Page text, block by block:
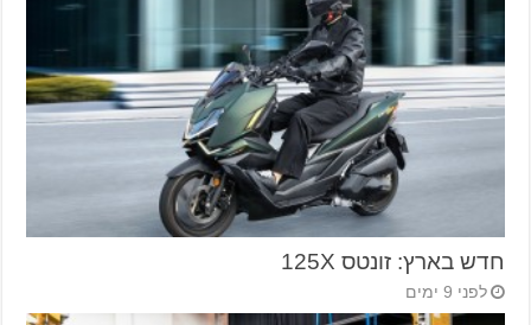
חדש בארץ: זונטס 125X
לפני 9 ימים